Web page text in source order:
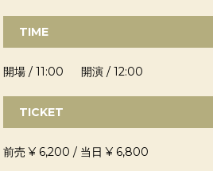
TIME
開場 / 11:00 開演 / 12:00
TICKET
前売 ¥ 6,200 / 当日 ¥ 6,800